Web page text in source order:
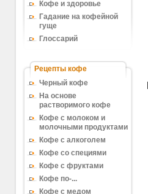
Кофе и здоровье
Гадание на кофейной
гуще
Глоссарий
Рецепты кофе
Черный кофе
На основе
растворимого кофе
Кофе с молоком и
молочными продуктами
Кофе с алкоголем
Кофе со специями
Кофе с фруктами
Кофе по-...
Кофе с медом